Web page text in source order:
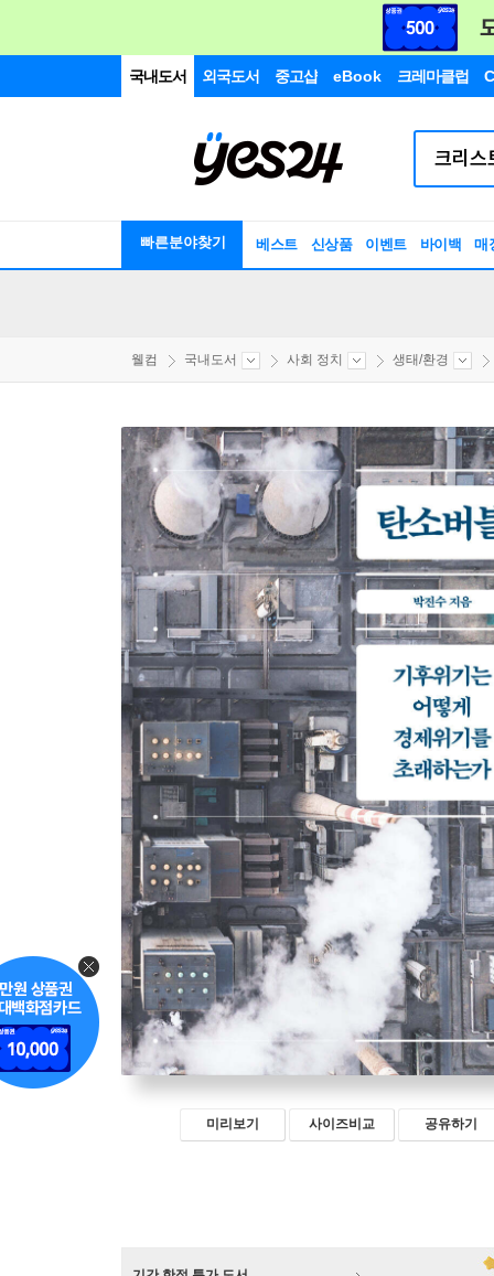
국내도서 외국도서 중고샵 eBook 크레마클럽
빠른분야찾기 베스트 신상품 이벤트 바이백 매
웰컴 국내도서 사회 정치 생태/환경
미리보기 사이즈비교 공유하기